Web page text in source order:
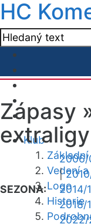
HC
Klub
Základní
Vedení
Logo
Historie
Zápasy
extraligy
SEZONA:
2006/
|
2014/
2018/
2022/